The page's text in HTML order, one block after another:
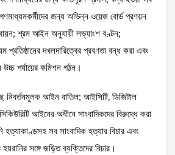
জন্য অভিন্ন ওয়েজ বোর্ড প্রণয়ন
শ্রম আইন অনুযায়ী লভ্যাংশ বণ্টন;
প্রতিষ্ঠানের দখলদারিত্বের প্রবণতা বন্ধ করা এবং
উচ্চ পর্যায়ের কমিশন গঠন।
নিবর্তনমূলক আইন বাতিল; আইসিটি, ডিজিটাল
আইনের অধীনে সাংবাদিকদের বিরুদ্ধে করা
হত্যাকাণ্ডসহ সব সাংবাদিক হত্যার বিচার এবং
হয়রানির সঙ্গে জড়িত ব্যক্তিদের বিচার।